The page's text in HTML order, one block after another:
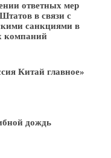
ответных мер
в связи с
санкциями в
компаний
Китай главное»
дождь